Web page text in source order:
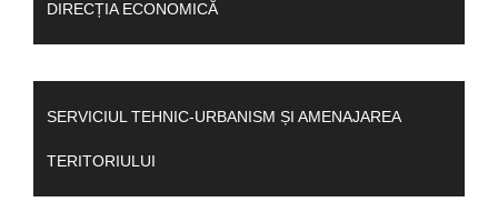
DIRECȚIA ECONOMICĂ
SERVICIUL TEHNIC-URBANISM ȘI AMENAJAREA
TERITORIULUI